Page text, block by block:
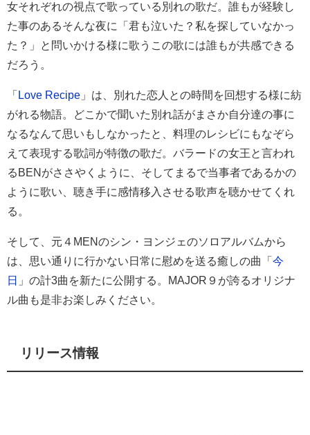
女それぞれの視点で歌っている別れの歌だ。誰もが経験し
た事のあるそんな夜に「君も泣いた？私を探していなかっ
た？」と問いかける様に歌うこの歌には誰もが共感できる
だろう。
「 Love Recipe 」は、別れた恋人との時間を回想する様に紡
がれる物語。どこかで聞いた別れ話がまさか自分達の事に
なるなんて思いもしなかったと、料理のレシビにもなぞら
えて表現する歌詞が特徴の歌だ。バラードの女王と言われ
るBENがささやくように、そしてまるで当事者であるかの
ように歌い、聴き手に感情移入させる歌声を聴かせてくれ
る。
そして、元４MENのシン・ヨンジェのソロアルバムから
は、思い通りに行かない日常に慰めを送る癒しの曲「 今
日
」の計3曲を新たに公開する。MAJOR９が誇るオリジナ
ル曲も是非お楽しみください。
リリース情報